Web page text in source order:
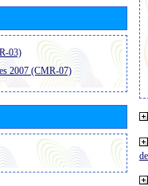
03)
2007 (CMR-07)